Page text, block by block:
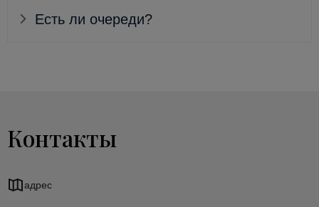
Есть ли очереди?
Контакты
адрес